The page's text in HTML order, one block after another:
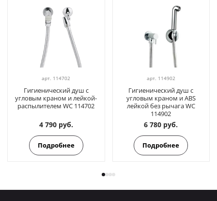
арт. 114702
Гигиенический душ с
угловым краном и лейкой-
распылителем WC 114702
4 790 руб.
Подробнее
арт. 114902
Гигиенический душ с
угловым краном и ABS
лейкой без рычага WC
114902
6 780 руб.
Подробнее